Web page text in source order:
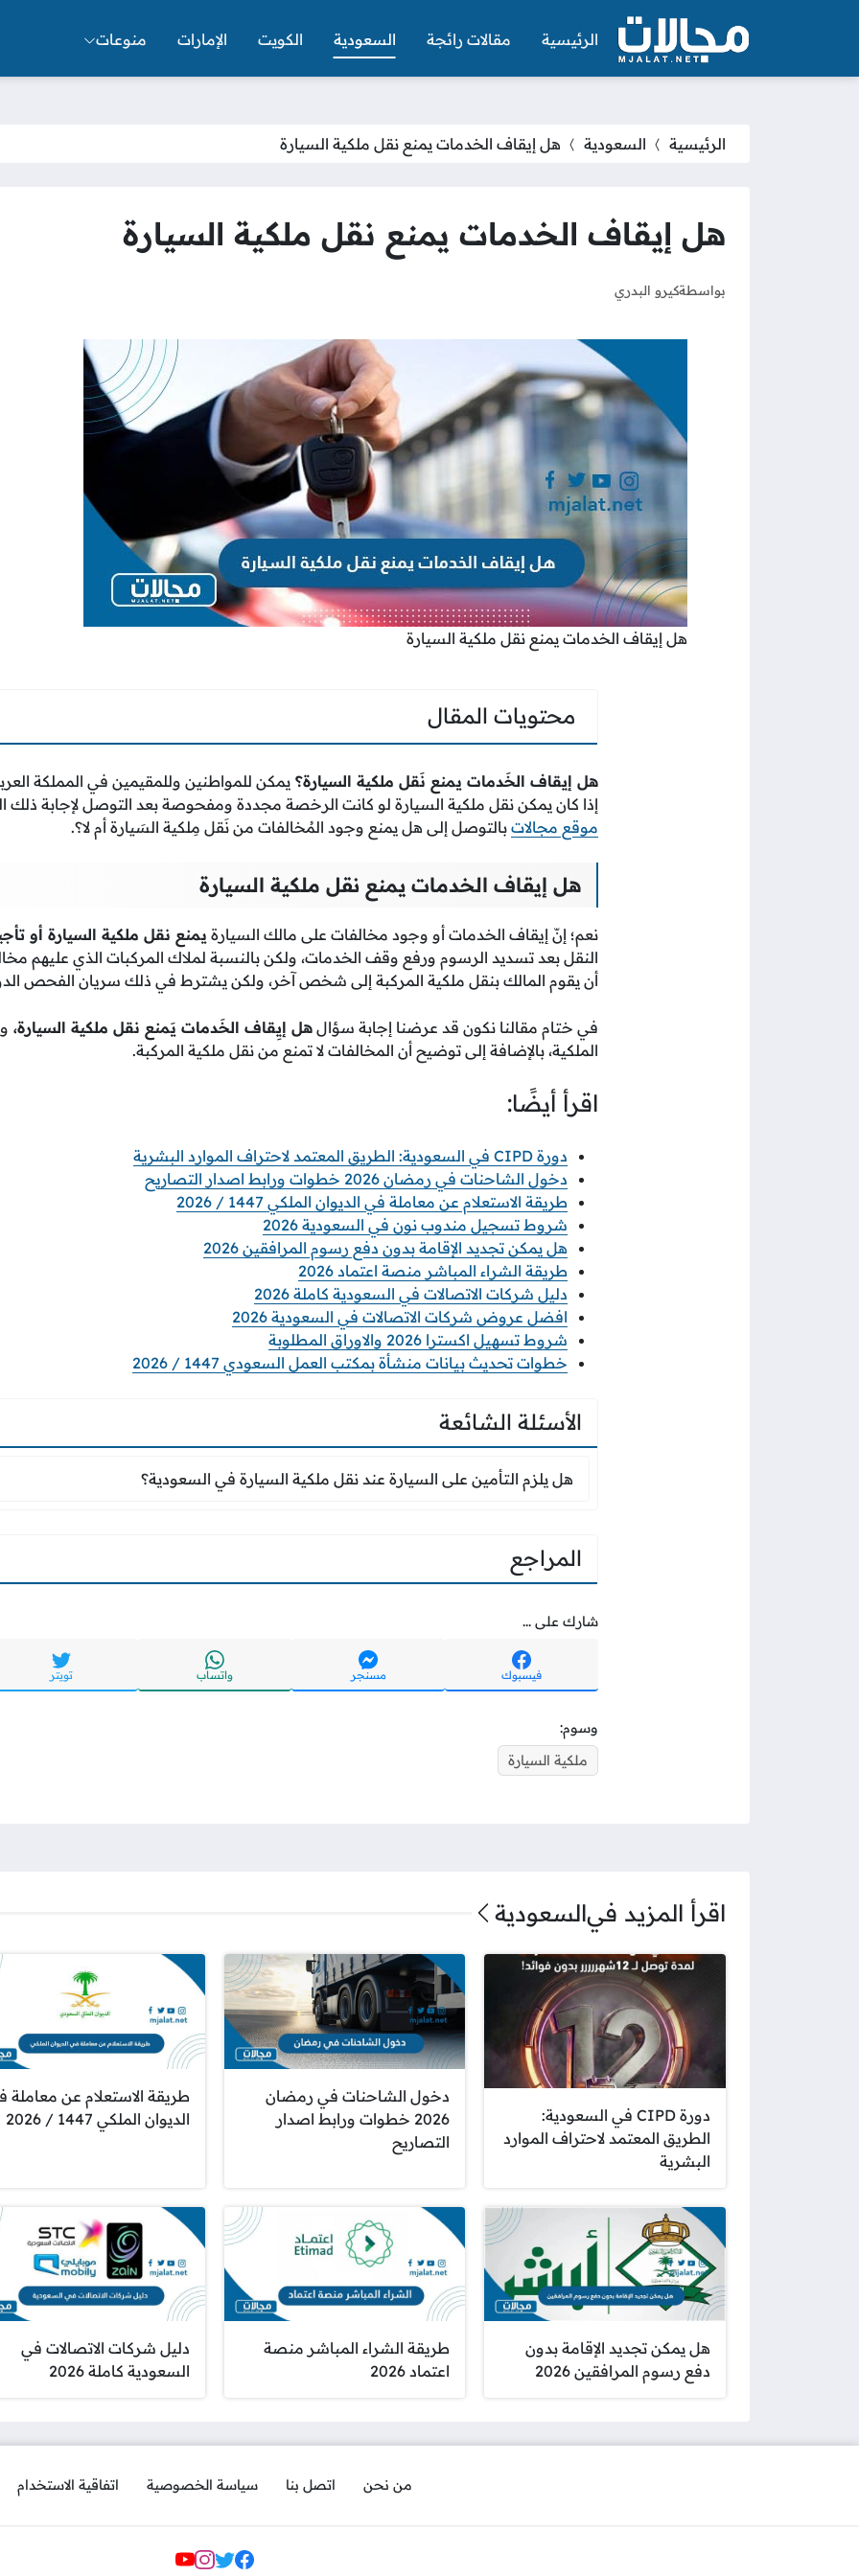
الرئيسية مقالات رائجة السعودية الكويت الإمارات منوعات
الرئيسية السعودية هل إيقاف الخدمات يمنع نقل ملكية السيارة
هل إيقاف الخدمات يمنع نقل ملكية السيارة
بواسطةكيرو البدري
هل إيقاف الخدمات يمنع نقل ملكية السيارة
محتويات المقال
هل إيقاف الخَدمات يمنع نَقل ملكية السيارة؟ يمكن للمواطنين وللمقيمين في المملكة
إذا كان يمكن نقل ملكية السيارة لو كانت الرخصة مجددة ومفحوصة بعد التوصل لإجابة ذلك
موقع مجالات بالتوصل إلى هل يمنع وجود المُخالفات من نَقل مِلكية السَيارة أم لا؟.
هل إيقاف الخدمات يمنع نقل ملكية السيارة
نعم؛ إنّ إيقاف الخدمات أو وجود مخالفات على مالك السيارة يمنع نقل ملكية السيارة أو
النقل بعد تسديد الرسوم ورفع وقف الخدمات، ولكن بالنسبة لملاك المركبات الذي عليهم
أن يقوم المالك بنقل ملكية المركبة إلى شخص آخر، ولكن يشترط في ذلك سريان الفحص
في ختام مقالنا نكون قد عرضنا إجابة سؤال هل إيِقاف الخَدمات يَمنع نقل ملكية السيارة،
الملكية، بالإضافة إلى توضيح أن المخالفات لا تمنع من نقل ملكية المركبة.
اقرأ أيضًا:
دورة CIPD في السعودية: الطريق المعتمد لاحتراف الموارد البشرية
دخول الشاحنات في رمضان 2026 خطوات ورابط اصدار التصاريح
طريقة الاستعلام عن معاملة في الديوان الملكي 1447 / 2026
شروط تسجيل مندوب نون في السعودية 2026
هل يمكن تجديد الإقامة بدون دفع رسوم المرافقين 2026
طريقة الشراء المباشر منصة اعتماد 2026
دليل شركات الاتصالات في السعودية كاملة 2026
افضل عروض شركات الاتصالات في السعودية 2026
شروط تسهيل اكسترا 2026 والاوراق المطلوبة
خطوات تحديث بيانات منشأة بمكتب العمل السعودي 1447 / 2026
الأسئلة الشائعة
هل يلزم التأمين على السيارة عند نقل ملكية السيارة في السعودية؟
هل يلزم التأمين على السيارة عند نقل ملكية السيارة في السعودية؟
المراجع
شارك على ...
فيسبوك مسنجر واتساب تويتر
وسوم:
ملكية السيارة
اقرأ المزيد فيالسعودية
دورة CIPD في السعودية:
الطريق المعتمد لاحتراف الموارد
البشرية
دخول الشاحنات في رمضان
2026 خطوات ورابط اصدار
التصاريح
طريقة الاستعلام عن معاملة
الديوان الملكي 1447 / 2026
هل يمكن تجديد الإقامة بدون
دفع رسوم المرافقين 2026
طريقة الشراء المباشر منصة
اعتماد 2026
دليل شركات الاتصالات في
السعودية كاملة 2026
من نحن اتصل بنا سياسة الخصوصية اتفاقية الاستخدام
مواقع التواصل